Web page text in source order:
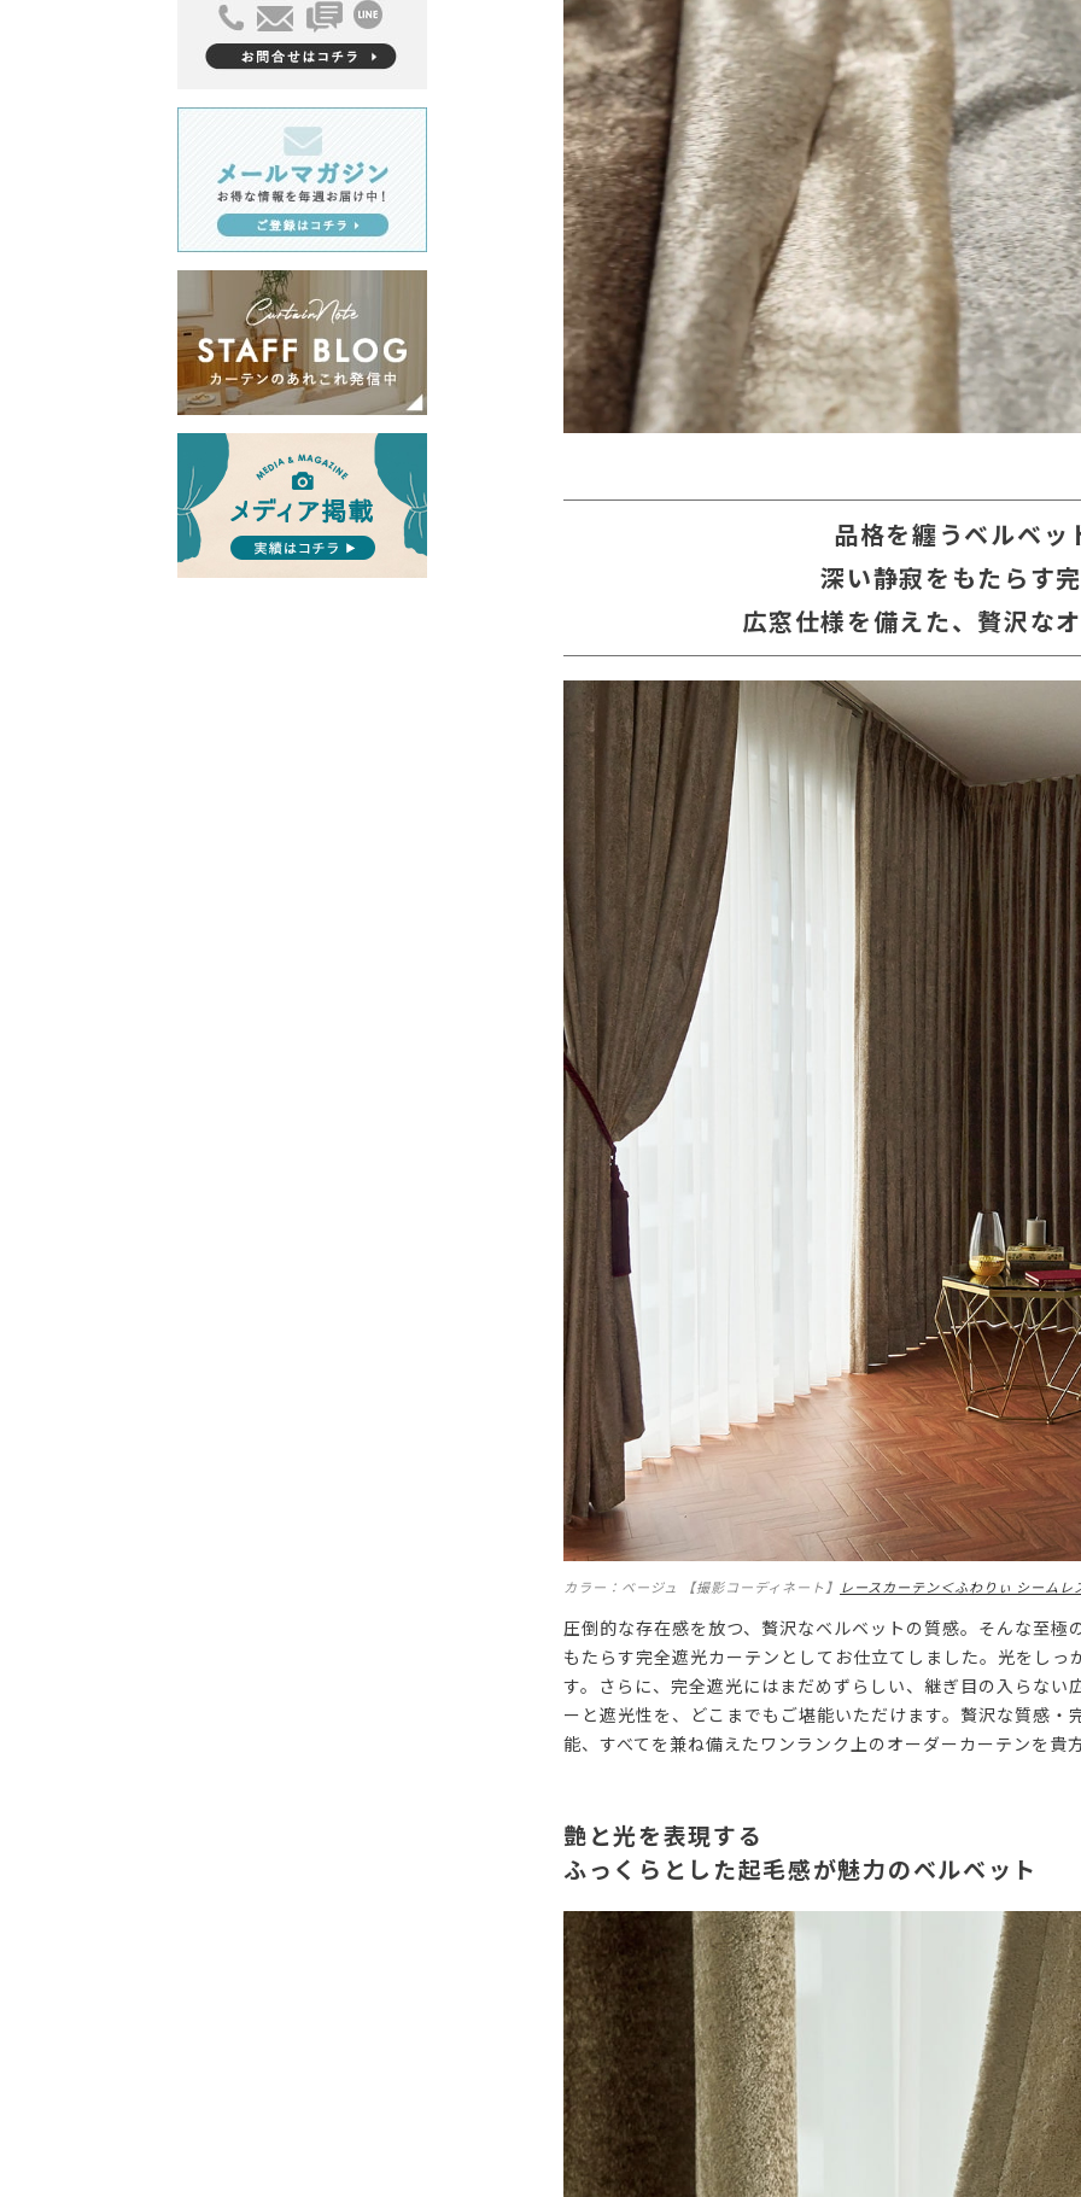
品格を纏うベルベッ
深い静寂をもたらす
広窓仕様を備えた、贅沢な
カラー：ベージュ 【撮影コーディネート】 レースカーテン＜ふわりぃ シームレ
圧倒的な存在感を放つ、贅沢なベルベットの質感。そんな至
もたらす完全遮光カーテンとしてお仕立てしました。光をし
す。さらに、完全遮光にはまだめずらしい、継ぎ目の入らな
ーと遮光性を、どこまでもご堪能いただけます。贅沢な質感
能、すべてを兼ね備えたワンランク上のオーダーカーテンを貴
艶と光を表現する
ふっくらとした起毛感が魅力のベルベット